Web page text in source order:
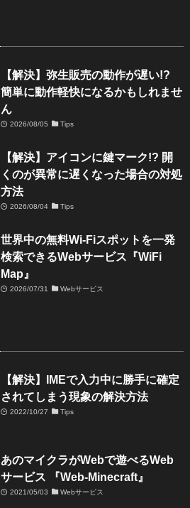
【解決】弥生販売の動作が遅い!?
簡単に動作軽快になるかもしれませ
ん
2026/08/05 Tips
【解決】アイコンに鍵マーク!? 開
くのが異常に遅くなった場合の対処
方法
2026/08/04 Tips
世界中の無料Wi-Fiスポットを一発
検索できるWebサービス『WiFi
Map』
2026/07/31 Webサービス
【解決】IMEで入力中に勝手に確定
されてしまう現象の解決方法
2022/10/27 Tips
あのマイクラがWebで遊べるWeb
サービス 『Web-Minecraft』
2021/05/03 Webサービス